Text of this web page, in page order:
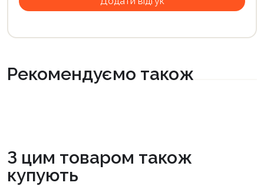
Рекомендуємо також
З цим товаром також
купують